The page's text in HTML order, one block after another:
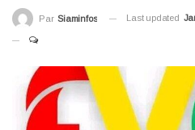
Par Siaminfos Last updated